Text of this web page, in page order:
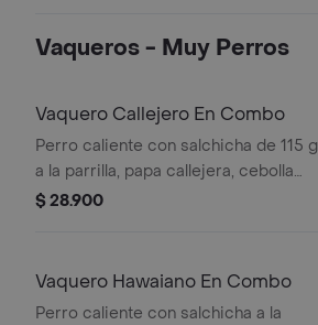
alimentos de origen animal)
Vaqueros - Muy Perros
Vaquero Callejero En Combo
Perro caliente con salchicha de 115 g
a la parrilla, papa callejera, cebolla
picada, salsa blanca, salsa de tomate
PET
$ 28.900
Vaquero Hawaiano En Combo
Perro caliente con salchicha a la